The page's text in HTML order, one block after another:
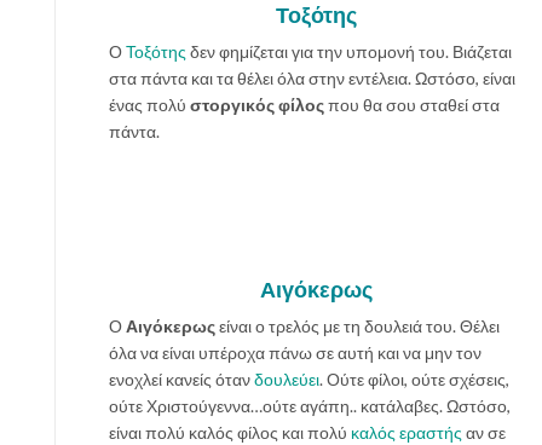
Τοξότης
ΟΤοξότης δεν φημίζεται για την υπομονή του. Βιάζεται
στα πάντα και τα θέλει όλα στην εντέλεια. Ωστόσο, είναι
ένας πολύ στοργικός φίλοςπου θα σου σταθεί στα
πάντα.
Αιγόκερως
ΟΑιγόκερωςείναι ο τρελός με τη δουλειά του. Θέλει
όλα να είναι υπέροχα πάνω σε αυτή και να μην τον
ενοχλεί κανείς ότανδουλεύει. Ούτε φίλοι, ούτε σχέσεις,
ούτε Χριστούγεννα…ούτε αγάπη.. κατάλαβες. Ωστόσο,
είναι πολύ καλός φίλος και πολύ καλός εραστής αν σε